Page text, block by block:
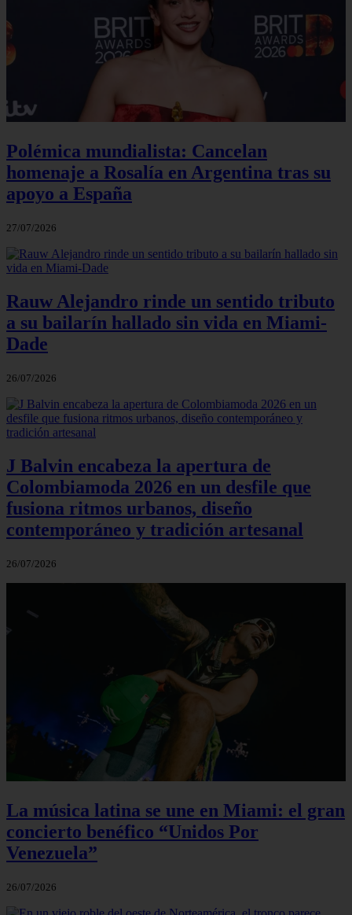
Polémica mundialista: Cancelan
homenaje a Rosalía en Argentina tras su
apoyo a España
27/07/2026
Rauw Alejandro rinde un sentido tributo
a su bailarín hallado sin vida en Miami-
Dade
26/07/2026
J Balvin encabeza la apertura de
Colombiamoda 2026 en un desfile que
fusiona ritmos urbanos, diseño
contemporáneo y tradición artesanal
26/07/2026
La música latina se une en Miami: el gran
concierto benéfico “Unidos Por
Venezuela”
26/07/2026